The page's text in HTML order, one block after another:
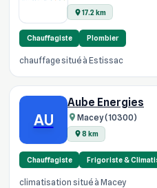
17.2 km
Chauffagiste Plombier
chauffage situé à Estissac
AU
Aube Energies
Macey (10300)
8 km
Chauffagiste Frigoriste &
climatisation situé à Macey